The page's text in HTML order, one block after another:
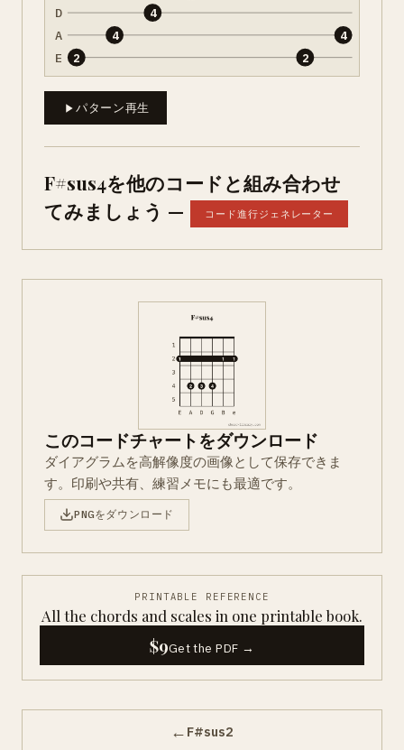
D
A
E 2
4
4
2
4
パターン再生
F#sus4を他のコードと組み合わせ
てみましょう —
コード進行ジェネレーター
このコードチャートをダウンロード
ダイアグラムを高解像度の画像として保存できま
す。印刷や共有、練習メモにも最適です。
PNGをダウンロード
PRINTABLE REFERENCE
All the chords and scales in one printable book.
$9Get the PDF →
← F#sus2